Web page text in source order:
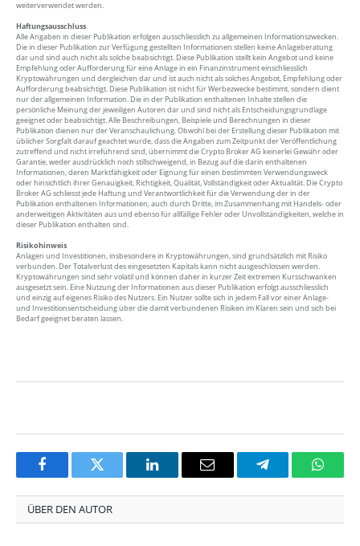
weiterverwendet werden.
Haftungsausschluss
Alle Angaben in dieser Publikation erfolgen ausschliesslich zu allgemeinen Informationszwecken.
Die in dieser Publikation zur Verfügung gestellten Informationen stellen keine Anlageberatung
dar und sind auch nicht als solche beabsichtigt. Diese Publikation stellt kein Angebot und keine
Empfehlung oder Aufforderung für eine Anlage in ein Finanzinstrument einschliesslich
Kryptowährungen und dergleichen dar und ist auch nicht als solches Angebot, Empfehlung oder
Aufforderung beabsichtigt. Diese Publikation ist nicht für Werbezwecke bestimmt, sondern dient
nur der allgemeinen Information. Die in der Publikation enthaltenen Inhalte stellen die
persönliche Meinung der jeweiligen Autoren dar und sind nicht als Entscheidungsgrundlage
geeignet oder beabsichtigt. Alle Beschreibungen, Beispiele und Berechnungen in dieser
Publikation dienen nur der Veranschaulichung. Obwohl bei der Erstellung dieser Publikation mit
üblicher Sorgfalt darauf geachtet wurde, dass die Angaben zum Zeitpunkt der Veröffentlichung
zutreffend und nicht irreführend sind, übernimmt die Crypto Broker AG keinerlei Gewähr oder
Garantie, weder ausdrücklich noch stillschweigend, in Bezug auf die darin enthaltenen
Informationen, deren Marktfähigkeit oder Eignung für einen bestimmten Verwendungsweck
oder hinsichtlich ihrer Genauigkeit, Richtigkeit, Qualität, Vollständigkeit oder Aktualität. Die Crypto
Broker AG schliesst jede Haftung und Verantwortlichkeit für die Verwendung der in der
Publikation enthaltenen Informationen, auch durch Dritte, im Zusammenhang mit Handels- oder
anderweitigen Aktivitäten aus und ebenso für allfällige Fehler oder Unvollständigkeiten, welche in
dieser Publikation enthalten sind.
Risikohinweis
Anlagen und Investitionen, insbesondere in Kryptowährungen, sind grundsätzlich mit Risiko
verbunden. Der Totalverlust des eingesetzten Kapitals kann nicht ausgeschlossen werden.
Kryptowährungen sind sehr volatil und können daher in kurzer Zeit extremen Kursschwanken
ausgesetzt sein. Eine Nutzung der Informationen aus dieser Publikation erfolgt ausschliesslich
und einzig auf eigenes Risiko des Nutzers. Ein Nutzer sollte sich in jedem Fall vor einer Anlage-
und Investitionsentscheidung über die damit verbundenen Risiken im Klaren sein und sich bei
Bedarf geeignet beraten lassen.
FacebookTwitter LinkedInEmail Telegram
ÜBER DEN AUTOR